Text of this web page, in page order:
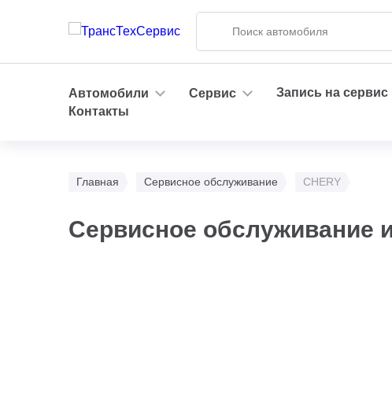
Автомобили Сервис Запись на сервис
Контакты
Главная Сервисное обслуживание CHERY
Сервисное обслуживание